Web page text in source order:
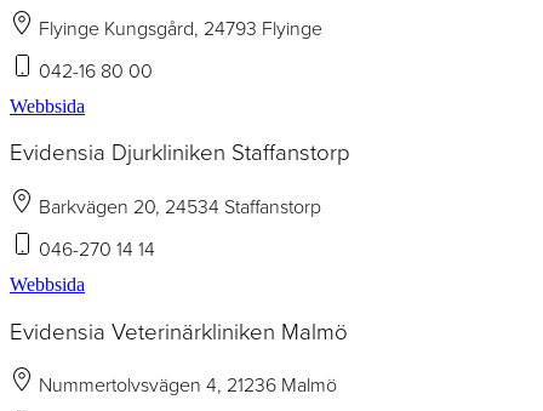
Flyinge Kungsgård, 24793 Flyinge
042-16 80 00
Webbsida
Evidensia Djurkliniken Staffanstorp
Barkvägen 20, 24534 Staffanstorp
046-270 14 14
Webbsida
Evidensia Veterinärkliniken Malmö
Nummertolvsvägen 4, 21236 Malmö